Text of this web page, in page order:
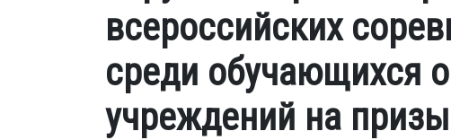
всероссийских
среди обучающихся
учреждений на